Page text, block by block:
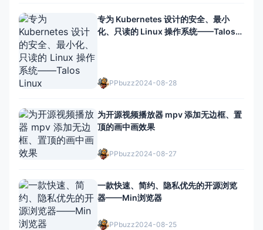
专为 Kubernetes 设计的安全、最小
化、只读的 Linux 操作系统——Talos
PPbuzz2024-08-28
为开源视频播放器 mpv 添加无边框、置
顶的画中画效果
PPbuzz2024-08-27
一款快速、简约、隐私优先的开源浏览
器——Min浏览器
PPbuzz2024-08-25